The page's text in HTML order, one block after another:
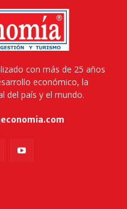
con más de 25 años
económico, la
del país y el mundo.